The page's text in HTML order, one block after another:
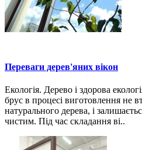
Переваги дерев'яних вікон
Екологія. Дерево і здорова
брус в процесі виготовлення не
натурального дерева, і
чистим. Під час складання ві..